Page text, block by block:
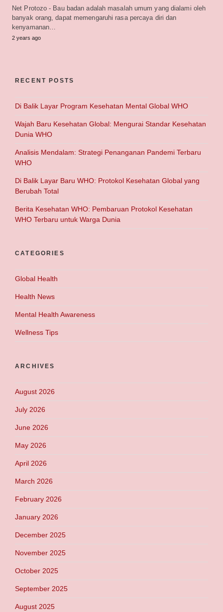
Net Protozo - Bau badan adalah masalah umum yang dialami oleh
banyak orang, dapat memengaruhi rasa percaya diri dan
kenyamanan…
2 years ago
RECENT POSTS
Di Balik Layar Program Kesehatan Mental Global WHO
Wajah Baru Kesehatan Global: Mengurai Standar Kesehatan
Dunia WHO
Analisis Mendalam: Strategi Penanganan Pandemi Terbaru
WHO
Di Balik Layar Baru WHO: Protokol Kesehatan Global yang
Berubah Total
Berita Kesehatan WHO: Pembaruan Protokol Kesehatan
WHO Terbaru untuk Warga Dunia
CATEGORIES
Global Health
Health News
Mental Health Awareness
Wellness Tips
ARCHIVES
August 2026
July 2026
June 2026
May 2026
April 2026
March 2026
February 2026
January 2026
December 2025
November 2025
October 2025
September 2025
August 2025